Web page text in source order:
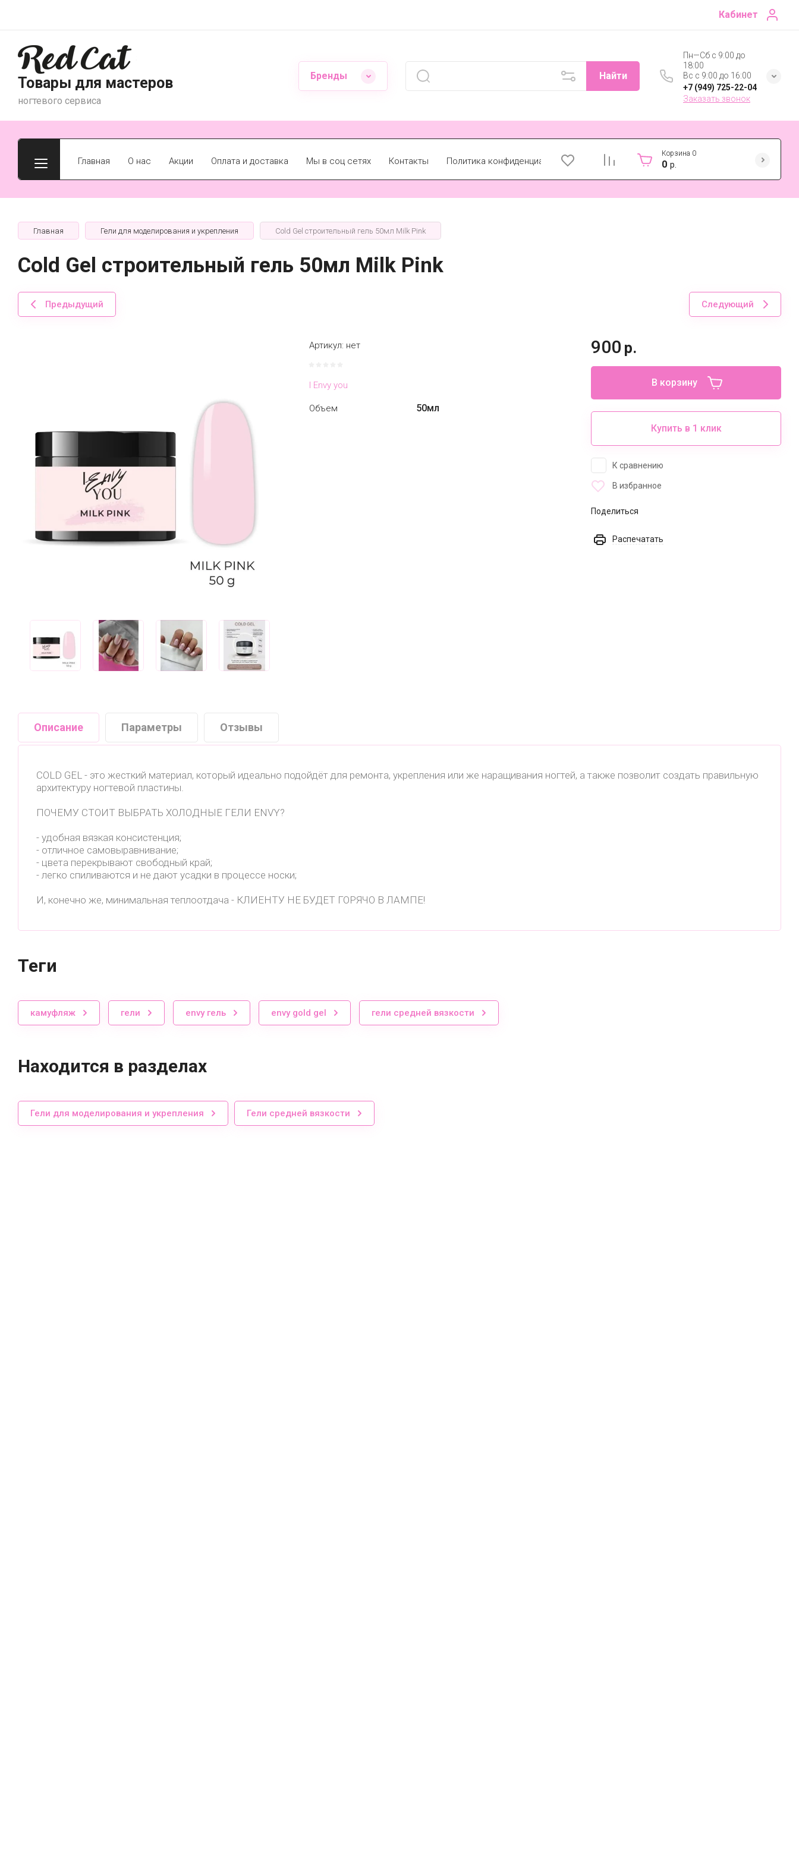
Кабинет
Товары для мастеров
ногтевого сервиса
Бренды Найти
Пн—Сб с 9:00 до
18:00
Вс с 9:00 до 16:00
+7 (949) 725-22-04
Заказать звонок
Главная О нас Акции Оплата и доставка Мы в соц сетях Контакты Политика конфиденциальности
Корзина 0
0 р.
Главная Гели для моделирования и укрепления Cold Gel строительный гель 50мл Milk Pink
Cold Gel строительный гель 50мл Milk Pink
Предыдущий Следующий
Артикул: нет
I Envy you
Объем 50мл
900 р.
В корзину
Купить в 1 клик
К сравнению
В избранное
Поделиться
Распечатать
Описание Параметры Отзывы
COLD GEL - это жесткий материал, который идеально подойдёт для ремонта, укрепления или же наращивания ногтей, а также позволит создать правильную
архитектуру ногтевой пластины.
ПОЧЕМУ СТОИТ ВЫБРАТЬ ХОЛОДНЫЕ ГЕЛИ ENVY?
- удобная вязкая консистенция;
- отличное самовыравнивание;
- цвета перекрывают свободный край;
- легко спиливаются и не дают усадки в процессе носки;
И, конечно же, минимальная теплоотдача - КЛИЕНТУ НЕ БУДЕТ ГОРЯЧО В ЛАМПЕ!
теги
камуфляж гели envy гель envy gold gel гели средней вязкости
Находится в разделах
Гели для моделирования и укрепления Гели средней вязкости